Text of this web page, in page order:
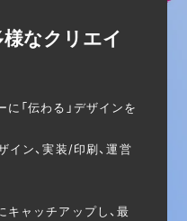
なクリエイ
「伝わる」デザインを
イン、実装/印刷、運営
ャッチアップし、最